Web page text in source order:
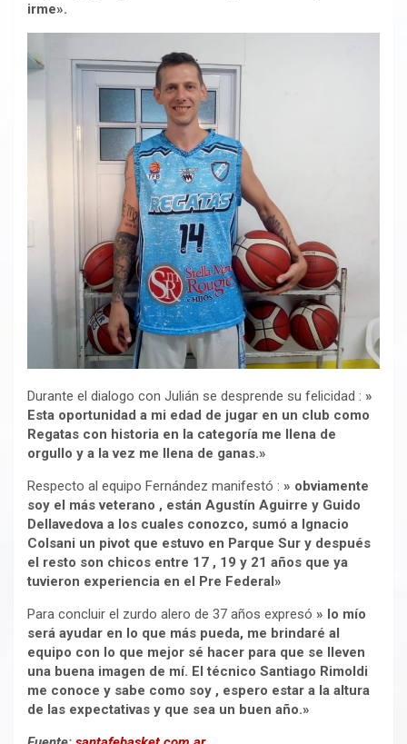
irme».
Durante el dialogo con Julián se desprende su felicidad : »
Esta oportunidad a mi edad de jugar en un club como
Regatas con historia en la categoría me llena de
orgullo y a la vez me llena de ganas.»
Respecto al equipo Fernández manifestó : » obviamente
soy el más veterano , están Agustín Aguirre y Guido
Dellavedova a los cuales conozco, sumó a Ignacio
Colsani un pivot que estuvo en Parque Sur y después
el resto son chicos entre 17 , 19 y 21 años que ya
tuvieron experiencia en el Pre Federal»
Para concluir el zurdo alero de 37 años expresó » lo mío
será ayudar en lo que más pueda, me brindaré al
equipo con lo que mejor sé hacer para que se lleven
una buena imagen de mí. El técnico Santiago Rimoldi
me conoce y sabe como soy , espero estar a la altura
de las expectativas y que sea un buen año.»